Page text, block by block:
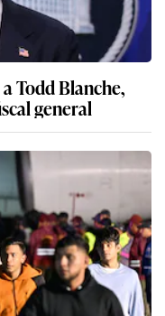
Todd Blanche,
general